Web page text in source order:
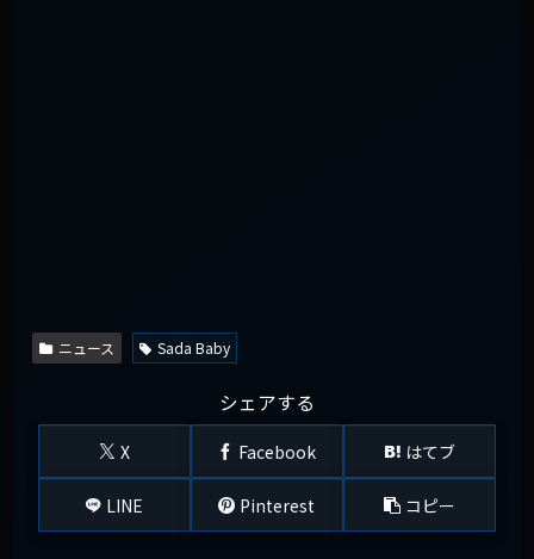
ニュース Sada Baby
シェアする
X Facebook はてブ
LINE Pinterest コピー